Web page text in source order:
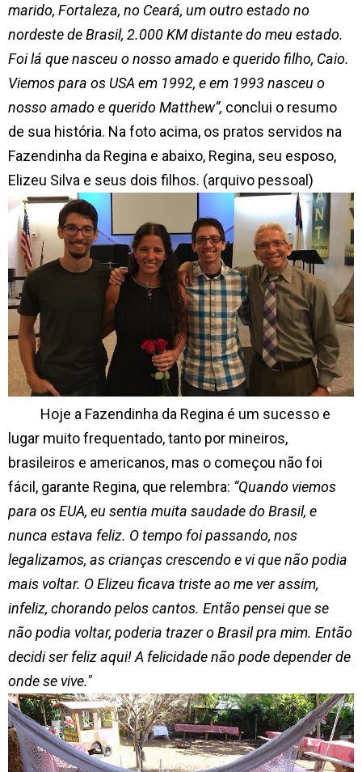
marido, Fortaleza, no Ceará, um outro estado no
nordeste de Brasil, 2.000 KM distante do meu estado.
Foi lá que nasceu o nosso amado e querido filho, Caio.
Viemos para os USA em 1992, e em 1993 nasceu o
nosso amado e querido Matthew”, conclui o resumo
de sua história. Na foto acima, os pratos servidos na
Fazendinha da Regina e abaixo, Regina, seu esposo,
Elizeu Silva e seus dois filhos. (arquivo pessoal)
Hoje a Fazendinha da Regina é um sucesso e
lugar muito frequentado, tanto por mineiros,
brasileiros e americanos, mas o começou não foi
fácil, garante Regina, que relembra: “Quando viemos
para os EUA, eu sentia muita saudade do Brasil, e
nunca estava feliz. O tempo foi passando, nos
legalizamos, as crianças crescendo e vi que não podia
mais voltar. O Elizeu ficava triste ao me ver assim,
infeliz, chorando pelos cantos. Então pensei que se
não podia voltar, poderia trazer o Brasil pra mim. Então
decidi ser feliz aqui! A felicidade não pode depender de
onde se vive."